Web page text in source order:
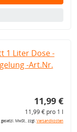
1 Liter Dose -
-Art.Nr.
11,99 €
11,99 € pro 1 l
MwSt., zzgl.Versandkosten